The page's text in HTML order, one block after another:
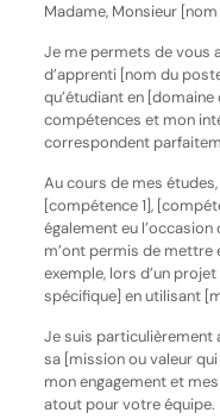
Madame, Monsieur
Je me permets de vous
d’apprenti [nom du
qu’étudiant en [domaine
compétences et mon
correspondent
Au cours de mes
[compétence 1],
également eu
m’ont permis de mettre
exemple, lors d’un
spécifique] en utilisant
Je suis particulièrement
sa [mission ou valeur
mon engagement et
atout pour votre équipe.